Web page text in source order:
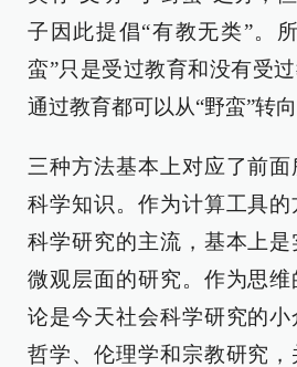
子因此提倡“有教无类”。
蛮”只是受过教育和没有受
通过教育都可以从“野蛮”转向
三种方法基本上对应了前
科学知识。作为计算工具
科学研究的主流，基本上
微观层面的研究。作为思
论是今天社会科学研究的
哲学、伦理学和宗教研究